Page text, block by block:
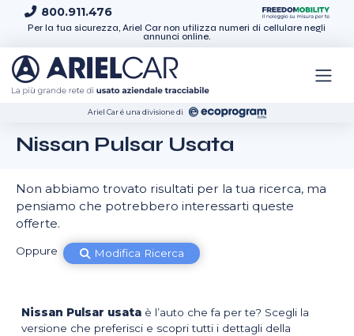
Skip to content
800.911.476
Per la tua sicurezza, Ariel Car non utilizza numeri di cellulare negli
annunci online.
Ariel Car é una divisione di
Nissan Pulsar Usata
Non abbiamo trovato risultati per la tua ricerca, ma
pensiamo che potrebbero interessarti queste
offerte.
Oppure Modifica Ricerca
Nissan Pulsar usata è l’auto che fa per te? Scegli la
versione che preferisci e scopri tutti i dettagli della